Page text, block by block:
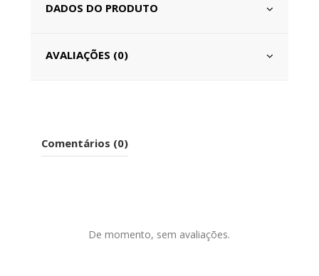
DADOS DO PRODUTO
AVALIAÇÕES (0)
Comentários (0)
De momento, sem avaliações.